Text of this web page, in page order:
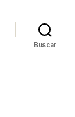
Buscar